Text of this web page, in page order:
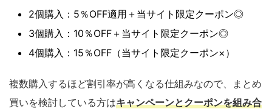
2個購入：5％OFF適用＋当サイト限定クーポン◎
3個購入：10％OFF＋当サイト限定クーポン◎
4個購入：15％OFF（当サイト限定クーポン×）
複数購入するほど割引率が高くなる仕組みなので、まとめ
買いを検討している方はキャンペーンとクーポンを組み合